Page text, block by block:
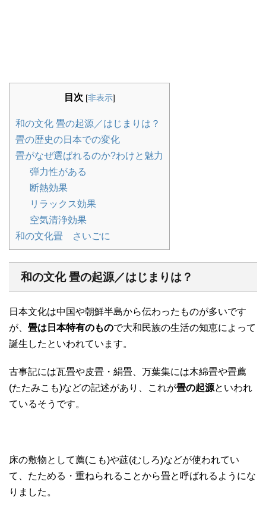
目次 [非表示]
和の文化 畳の起源／はじまりは？
畳の歴史の日本での変化
畳がなぜ選ばれるのか?わけと魅力
弾力性がある
断熱効果
リラックス効果
空気清浄効果
和の文化畳 さいごに
和の文化 畳の起源／はじまりは？
日本文化は中国や朝鮮半島から伝わったものが多いです
が、 畳は日本特有のもので大和民族の生活の知恵によって
誕生したといわれています。
古事記には瓦畳や皮畳・絹畳、万葉集には木綿畳や畳薦
(たたみこも)などの記述があり、これが畳の起源といわれ
ているそうです。
床の敷物として薦(こも)や莚(むしろ)などが使われてい
て、たためる・重ねられることから畳と呼ばれるようにな
りました。